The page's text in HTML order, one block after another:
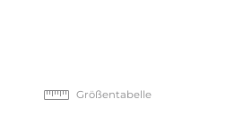
Größentabelle